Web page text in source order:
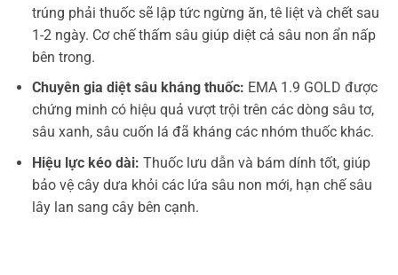
trúng phải thuốc sẽ lập tức ngừng ăn, tê liệt và chết sau
1-2 ngày. Cơ chế thấm sâu giúp diệt cả sâu non ẩn nấp
bên trong.
Chuyên gia diệt sâu kháng thuốc: EMA 1.9 GOLD được
chứng minh có hiệu quả vượt trội trên các dòng sâu tơ,
sâu xanh, sâu cuốn lá đã kháng các nhóm thuốc khác.
Hiệu lực kéo dài: Thuốc lưu dẫn và bám dính tốt, giúp
bảo vệ cây dưa khỏi các lứa sâu non mới, hạn chế sâu
lây lan sang cây bên cạnh.